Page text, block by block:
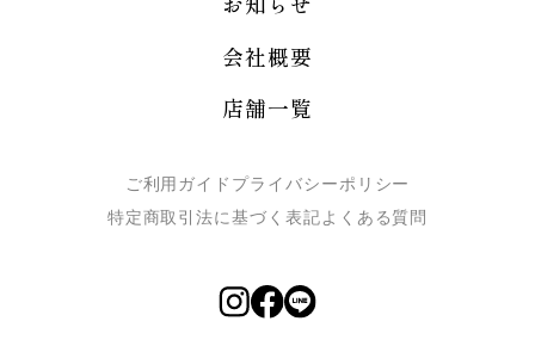
会社概要
店舗一覧
ご利用ガイド プライバシーポリシー
特定商取引法に基づく表記よくある質問